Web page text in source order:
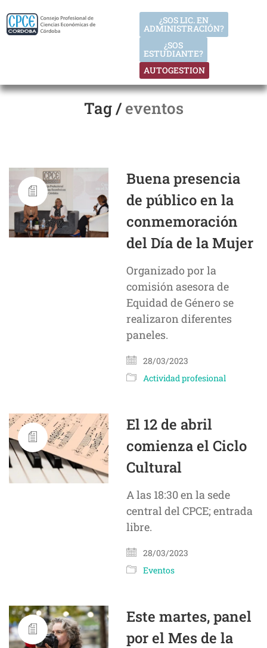
AUTOGESTION
¿SOS
ESTUDIANTE?
¿SOS LIC. EN
ADMINISTRACIÓN?
Tag /eventos
Buena presencia
de público en la
conmemoración
del Día de la Mujer
Organizado por la
comisión asesora de
Equidad de Género se
realizaron diferentes
paneles.
28/03/2023
Actividad profesional
El 12 de abril
comienza el Ciclo
Cultural
A las 18:30 en la sede
central del CPCE; entrada
libre.
28/03/2023
Eventos
Este martes, panel
por el Mes de la